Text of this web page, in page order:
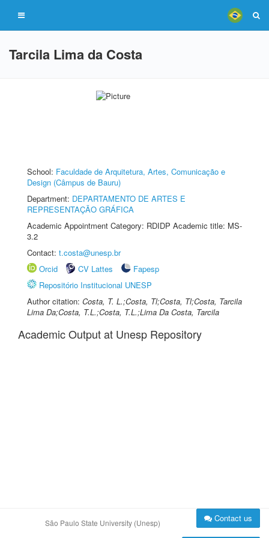
Tarcila Lima da Costa
School: Faculdade de Arquitetura, Artes, Comunicação e
Design (Câmpus de Bauru)
Department: DEPARTAMENTO DE ARTES E
REPRESENTAÇÃO GRÁFICA
Academic Appointment Category: RDIDP Academic title: MS-
3.2
Contact: t.costa@unesp.br
Orcid
CV Lattes
Fapesp
Repositório Institucional UNESP
Author citation: Costa, T. L.;Costa, Tl;Costa, Tl;Costa, Tarcila
Lima Da;Costa, T.L.;Costa, T.L.;Lima Da Costa, Tarcila
Academic Output at Unesp Repository
São Paulo State University (Unesp) Contact us